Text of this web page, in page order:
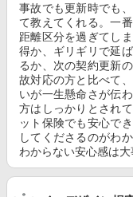
事故でも更新時でも
て教えてくれる。一
距離区分を過ぎてし
得か、ギリギリで延
るか、次の契約更新
故対応の方と比べて
いが一生懸命さが伝
方はしっかりとされ
ット保険でも安心で
してくださるのがわ
わからない安心感は大